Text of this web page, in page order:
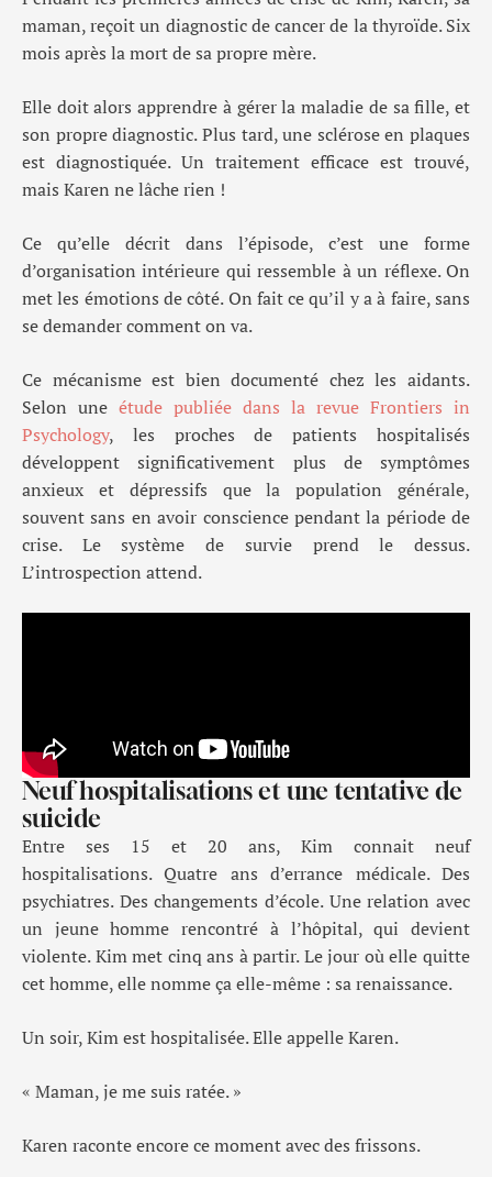
maman, reçoit un diagnostic de cancer de la thyroïde. Six
mois après la mort de sa propre mère.
Elle doit alors apprendre à gérer la maladie de sa fille, et
son propre diagnostic. Plus tard, une sclérose en plaques
est diagnostiquée. Un traitement efficace est trouvé,
mais Karen ne lâche rien !
Ce qu’elle décrit dans l’épisode, c’est une forme
d’organisation intérieure qui ressemble à un réflexe. On
met les émotions de côté. On fait ce qu’il y a à faire, sans
se demander comment on va.
Ce mécanisme est bien documenté chez les aidants.
Selon une étude publiée dans la revue Frontiers in
Psychology, les proches de patients hospitalisés
développent significativement plus de symptômes
anxieux et dépressifs que la population générale,
souvent sans en avoir conscience pendant la période de
crise. Le système de survie prend le dessus.
L’introspection attend.
Neuf hospitalisations et une tentative de
suicide
Entre ses 15 et 20 ans, Kim connait neuf
hospitalisations. Quatre ans d’errance médicale. Des
psychiatres. Des changements d’école. Une relation avec
un jeune homme rencontré à l’hôpital, qui devient
violente. Kim met cinq ans à partir. Le jour où elle quitte
cet homme, elle nomme ça elle-même : sa renaissance.
Un soir, Kim est hospitalisée. Elle appelle Karen.
« Maman, je me suis ratée. »
Karen raconte encore ce moment avec des frissons.